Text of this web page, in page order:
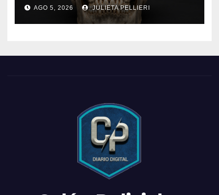
AGO 5, 2026 JULIETA PELLIERI